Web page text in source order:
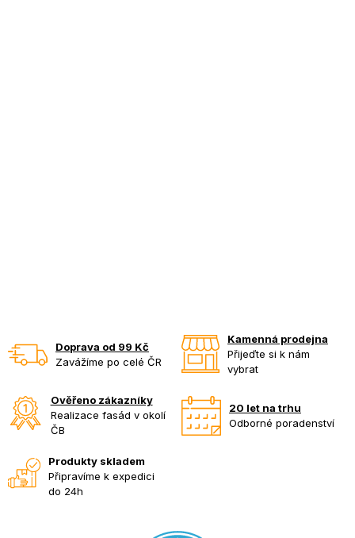
Doprava od 99 Kč
Zavážíme po celé ČR
Kamenná prodejna
Přijeďte si k nám
vybrat
Ověřeno zákazníky
Realizace fasád v okolí
ČB
20 let na trhu
Odborné poradenství
Produkty skladem
Připravíme k expedici
do 24h